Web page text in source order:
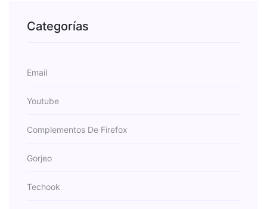
Categorías
Email
Youtube
Complementos De Firefox
Gorjeo
Techook